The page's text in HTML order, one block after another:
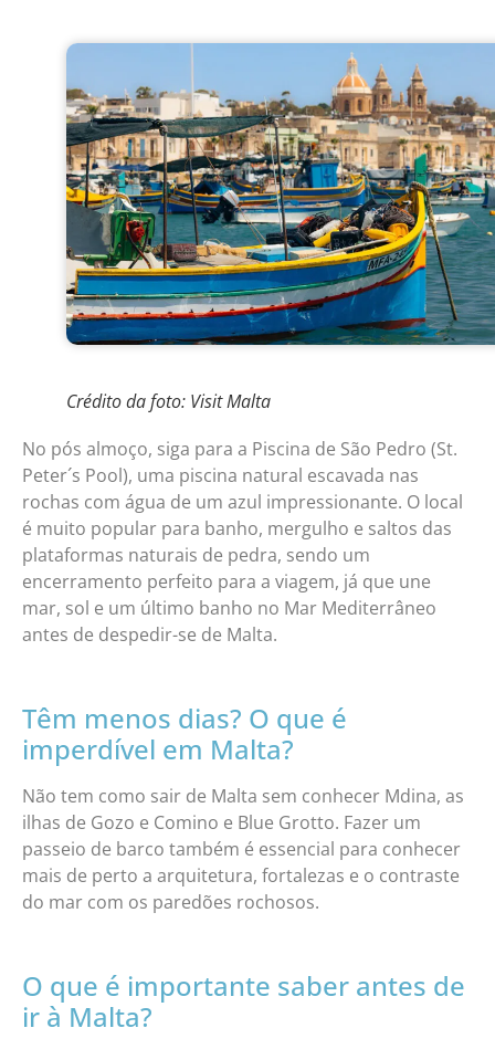
Crédito da foto: Visit Malta
No pós almoço, siga para a Piscina de São Pedro (St.
Peter´s Pool), uma piscina natural escavada nas
rochas com água de um azul impressionante. O local
é muito popular para banho, mergulho e saltos das
plataformas naturais de pedra, sendo um
encerramento perfeito para a viagem, já que une
mar, sol e um último banho no Mar Mediterrâneo
antes de despedir-se de Malta.
Têm menos dias? O que é
imperdível em Malta?
Não tem como sair de Malta sem conhecer Mdina, as
ilhas de Gozo e Comino e Blue Grotto. Fazer um
passeio de barco também é essencial para conhecer
mais de perto a arquitetura, fortalezas e o contraste
do mar com os paredões rochosos.
O que é importante saber antes de
ir à Malta?